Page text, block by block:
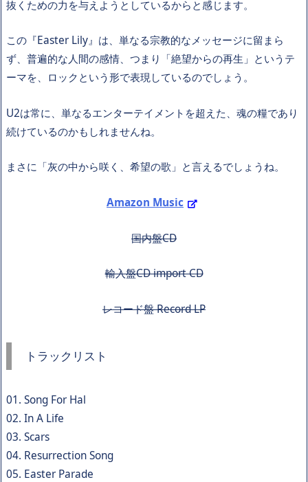
抜くための力を与えようとしているからと感じます。
この『Easter Lily』は、単なる宗教的なメッセージに留まら
ず、普遍的な人間の感情、つまり「絶望からの再生」というテ
ーマを、ロックという形で表現しているのでしょう。
U2は常に、単なるエンターテイメントを超えた、魂の糧であり
続けているのかもしれませんね。
まさに「灰の中から咲く、希望の歌」と言えるでしょうね。
Amazon Music
国内盤CD
輸入盤CD import CD
レコード盤 Record LP
トラックリスト
01. Song For Hal
02. In A Life
03. Scars
04. Resurrection Song
05. Easter Parade